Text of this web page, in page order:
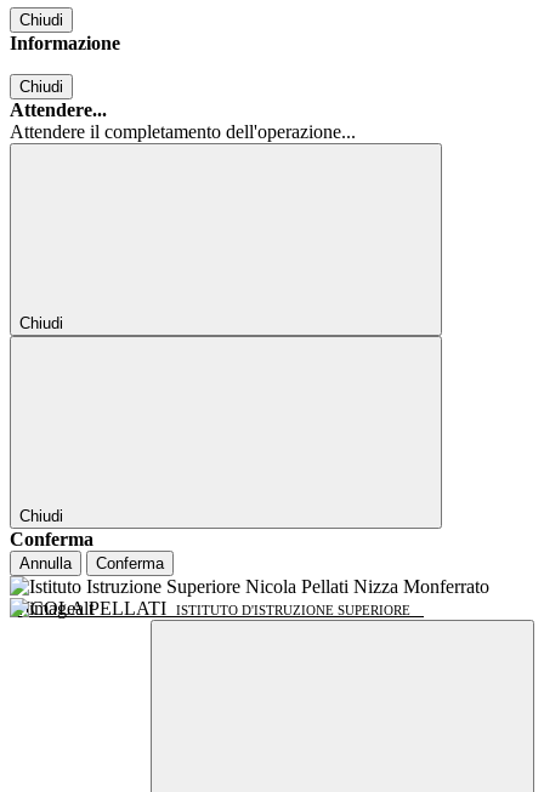
Chiudi
Informazione
Chiudi
Attendere...
Attendere il completamento dell'operazione...
Chiudi
Chiudi
Conferma
Annulla Conferma
NICOLA PELLATI ISTITUTO D'ISTRUZIONE SUPERIORE